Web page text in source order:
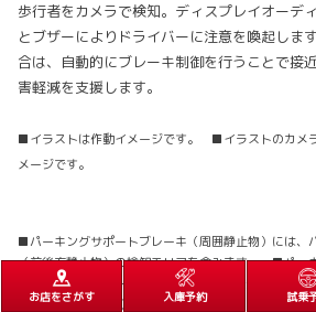
歩行者をカメラで検知。ディスプレイオーデ
とブザーによりドライバーに注意を喚起しま
合は、自動的にブレーキ制御を行うことで接
害軽減を支援します。
■イラストは作動イメージです。 ■イラストのカメ
メージです。
■パーキングサポートブレーキ（周囲静止物）には、
（前後方静止物）の検知エリアを含みます。 ■パー
方接近車両）のレーダーは真後ろの車両を検知できな
と合わせてご使用ください。
お店をさがす 入庫予約 試乗